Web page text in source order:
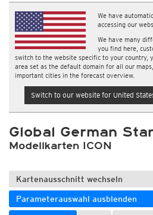
We have
accessing our
We have many
you find here,
switch to the website specific to your country,
area set as the default domain for all our
important cities in the forecast overview.
Switch to our website for United
Global German
Modellkarten ICON
Kartenausschnitt wechseln
Parameterauswahl ausblenden